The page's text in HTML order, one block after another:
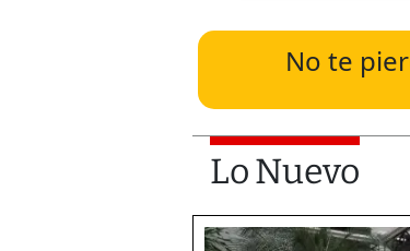
No te
Lo Nuevo